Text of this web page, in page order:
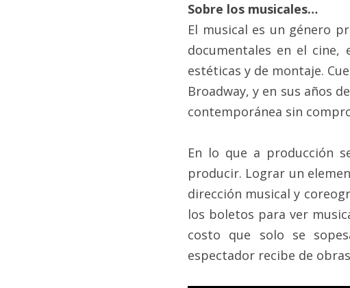
Sobre los musicales…
El musical es un género
documentales en el
estéticas y de montaje.
Broadway, y en sus años
contemporánea sin
En lo que a producción
producir. Lograr un
dirección musical y
los boletos para ver
costo que solo se
espectador recibe de